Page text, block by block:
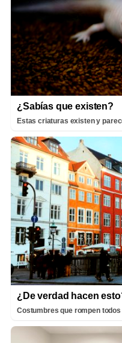
¿Sabías que existen?
Estas criaturas existen y
¿De verdad hacen
Costumbres que rompen